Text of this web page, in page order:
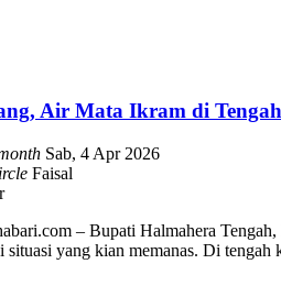
Air Mata Ikram di
Sab, 4 Apr 2026
Faisal
– Bupati Halmahera
situasi yang kian memanas. Di